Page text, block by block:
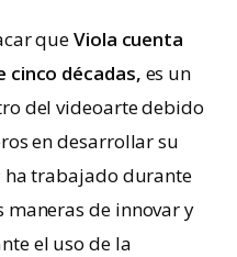
queViola cuenta
cinco décadas, es un
del videoarte debido
en desarrollar su
ha trabajado durante
maneras de innovar y
el uso de la